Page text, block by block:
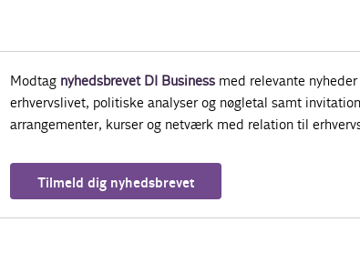
Modtag nyhedsbrevet DI Businessmed relevante nyheder
erhvervslivet, politiske analyser og nøgletal samt
arrangementer, kurser og netværk med relation til
Tilmeld dig nyhedsbrevet